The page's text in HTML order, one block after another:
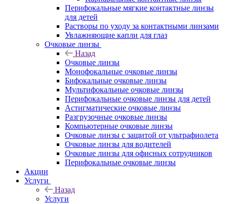
Перифокальные мягкие контактные линзы
для детей
Растворы по уходу за контактными линзами
Увлажняющие капли для глаз
Очковые линзы
Назад
Очковые линзы
Монофокальные очковые линзы
Бифокальные очковые линзы
Мультифокальные очковые линзы
Перифокальные очковые линзы для детей
Астигматические очковые линзы
Разгрузочные очковые линзы
Компьютерные очковые линзы
Очковые линзы с защитой от ультрафиолета
Очковые линзы для водителей
Очковые линзы для офисных сотрудников
Перифокальные очковые линзы
Акции
Услуги
Назад
Услуги